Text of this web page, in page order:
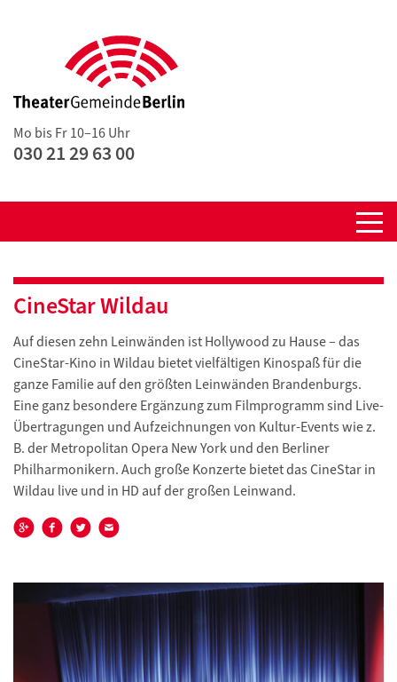
Mo bis Fr 10–16 Uhr
030 21 29 63 00
CineStar Wildau
Auf diesen zehn Leinwänden ist Hollywood zu Hause – das
CineStar-Kino in Wildau bietet vielfältigen Kinospaß für die
ganze Familie auf den größten Leinwänden Brandenburgs.
Eine ganz besondere Ergänzung zum Filmprogramm sind Live-
Übertragungen und Aufzeichnungen von Kultur-Events wie z.
B. der Metropolitan Opera New York und den Berliner
Philharmonikern. Auch große Konzerte bietet das CineStar in
Wildau live und in HD auf der großen Leinwand.